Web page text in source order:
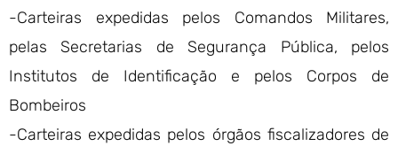
-Carteiras expedidas pelos Comandos Militares,
pelas Secretarias de Segurança Pública, pelos
Institutos de Identificação e pelos Corpos de
Bombeiros
-Carteiras expedidas pelos órgãos fiscalizadores de